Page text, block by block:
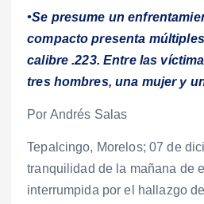
•Se presume un
compacto presenta
calibre .223. Entre las
tres hombres, una mujer y
Por Andrés Salas
Tepalcingo, Morelos; 07 de
tranquilidad de la mañana de
interrumpida por el hallazgo